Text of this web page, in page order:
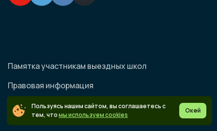
Памятка участникам выездных школ
Правовая информация
Согласие на обработку персональных данных
Пользуясь нашим сайтом, вы соглашаетесь с
тем, чтомы используем cookies
Окей